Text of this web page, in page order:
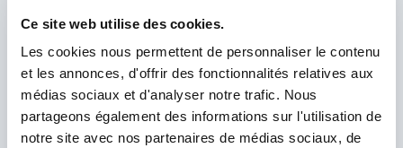
Ce site web utilise des cookies.
Les cookies nous permettent de personnaliser le contenu
et les annonces, d'offrir des fonctionnalités relatives aux
médias sociaux et d'analyser notre trafic. Nous
partageons également des informations sur l'utilisation de
notre site avec nos partenaires de médias sociaux, de
La création de votre fiche cabinet est
👉 Créez votre compte en 2 minutes :
https://alphasante.fr/RecruiterSignup
Si vous avez des questions, je suis disponible par